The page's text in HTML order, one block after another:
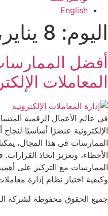
English
اليوم: 8 يناير، 2025
أفضل
المعاملات
في عالم الأعمال الرقمية
الإلكترونية عنصرًا أساسيًا
الممارسات في هذا المجال،
الأخطاء، وتعزيز اتخاذ
الممارسات مع التركيز على أهمية
وكيفية اختيار نظام إدارة
جميع الحقوق محفوظة لشركة البوارق